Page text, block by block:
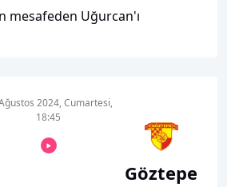
mesafeden Uğurcan'ı
2024, Cumartesi,
18:45
Göztepe